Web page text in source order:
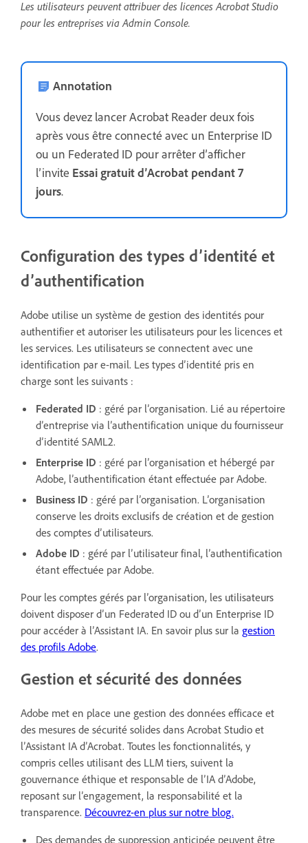
Les utilisateurs peuvent attribuer des licences Acrobat Studio
pour les entreprises via Admin Console.
Annotation
Vous devez lancer Acrobat Reader deux fois
après vous être connecté avec un Enterprise ID
ou un Federated ID pour arrêter d’afficher
l’invite Essai gratuit d’Acrobat pendant 7
jours.
Configuration des types d’identité et
d’authentification
Adobe utilise un système de gestion des identités pour
authentifier et autoriser les utilisateurs pour les licences et
les services. Les utilisateurs se connectent avec une
identification par e-mail. Les types d’identité pris en
charge sont les suivants :
Federated ID : géré par l’organisation. Lié au répertoire
d’entreprise via l’authentification unique du fournisseur
d’identité SAML2.
Enterprise ID : géré par l’organisation et hébergé par
Adobe, l’authentification étant effectuée par Adobe.
Business ID : géré par l’organisation. L’organisation
conserve les droits exclusifs de création et de gestion
des comptes d’utilisateurs.
Adobe ID : géré par l’utilisateur final, l’authentification
étant effectuée par Adobe.
Pour les comptes gérés par l’organisation, les utilisateurs
doivent disposer d’un Federated ID ou d’un Enterprise ID
pour accéder à l’Assistant IA. En savoir plus sur la gestion
des profils Adobe.
Gestion et sécurité des données
Adobe met en place une gestion des données efficace et
des mesures de sécurité solides dans Acrobat Studio et
l’Assistant IA d’Acrobat. Toutes les fonctionnalités, y
compris celles utilisant des LLM tiers, suivent la
gouvernance éthique et responsable de l’IA d’Adobe,
reposant sur l’engagement, la responsabilité et la
transparence. Découvrez-en plus sur notre blog.
Des demandes de suppression anticipée peuvent être